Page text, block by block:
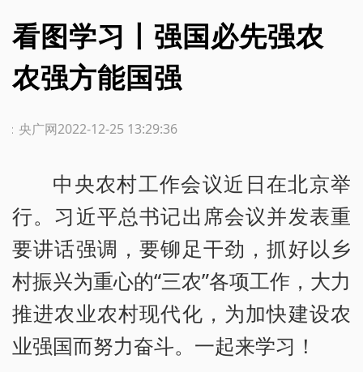
看图学习丨强国必先强农
农强方能国强
2022-12-25 13:29:36
：央广网
中央农村工作会议近日在北京举
行。习近平总书记出席会议并发表重
要讲话强调，要铆足干劲，抓好以乡
村振兴为重心的“三农”各项工作，大力
推进农业农村现代化，为加快建设农
业强国而努力奋斗。一起来学习！